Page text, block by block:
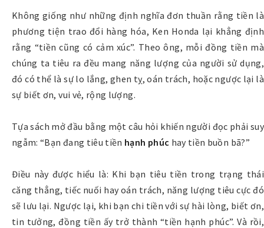
Không giống như những định nghĩa đơn thuần rằng tiền là
phương tiện trao đổi hàng hóa, Ken Honda lại khẳng định
rằng “tiền cũng có cảm xúc”. Theo ông, mỗi đồng tiền mà
chúng ta tiêu ra đều mang năng lượng của người sử dụng,
đó có thể là sự lo lắng, ghen tỵ, oán trách, hoặc ngược lại là
sự biết ơn, vui vẻ, rộng lượng.
Tựa sách mở đầu bằng một câu hỏi khiến người đọc phải suy
ngẫm: “Bạn đang tiêu tiền hạnh phúc hay tiền buồn bã?”
Điều này được hiểu là: Khi bạn tiêu tiền trong trạng thái
căng thẳng, tiếc nuối hay oán trách, năng lượng tiêu cực đó
sẽ lưu lại. Ngược lại, khi bạn chi tiền với sự hài lòng, biết ơn,
tin tưởng, đồng tiền ấy trở thành “tiền hạnh phúc”. Và rồi,